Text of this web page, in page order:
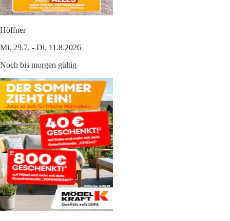
Höffner
Mi. 29.7. - Di. 11.8.2026
Noch bis morgen gültig